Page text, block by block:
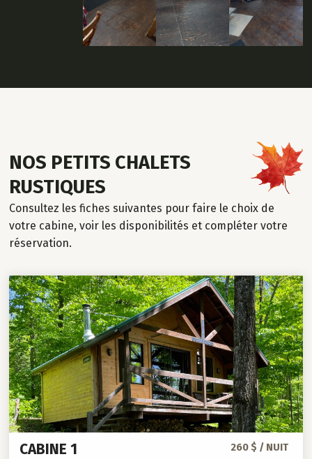
NOS PETITS CHALETS
RUSTIQUES
Consultez les fiches suivantes pour faire le choix de
votre cabine, voir les disponibilités et compléter votre
réservation.
CABINE 1 260 $ / NUIT